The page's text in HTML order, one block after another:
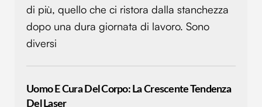
di più, quello che ci ristora dalla stanchezza
dopo una dura giornata di lavoro. Sono
diversi
Uomo E Cura Del Corpo: La Crescente Tendenza
Del Laser